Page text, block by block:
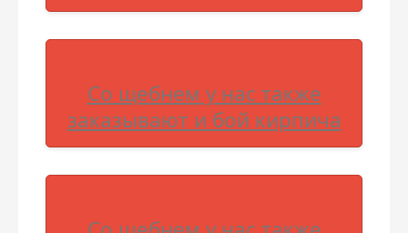
Со щебнем у нас также
заказывают и бой кирпича